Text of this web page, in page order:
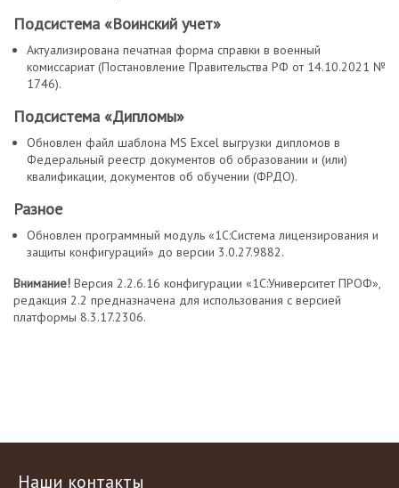
Подсистема «Воинский учет»
Актуализирована печатная форма справки в военный
комиссариат (Постановление Правительства РФ от 14.10.2021 №
1746).
Подсистема «Дипломы»
Обновлен файл шаблона MS Excel выгрузки дипломов в
Федеральный реестр документов об образовании и (или)
квалификации, документов об обучении (ФРДО).
Разное
Обновлен программный модуль «1С:Система лицензирования и
защиты конфигураций» до версии 3.0.27.9882.
Внимание! Версия 2.2.6.16 конфигурации «1С:Университет ПРОФ»,
редакция 2.2 предназначена для использования с версией
платформы 8.3.17.2306.
Наши контакты